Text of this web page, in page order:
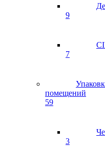
9
7
помещений
59
3